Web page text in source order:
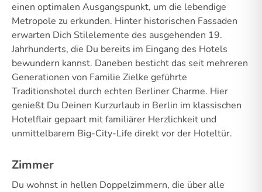
einen optimalen Ausgangspunkt, um die lebendige
Metropole zu erkunden. Hinter historischen Fassaden
erwarten Dich Stilelemente des ausgehenden 19.
Jahrhunderts, die Du bereits im Eingang des Hotels
bewundern kannst. Daneben besticht das seit mehreren
Generationen von Familie Zielke geführte
Traditionshotel durch echten Berliner Charme. Hier
genießt Du Deinen Kurzurlaub in Berlin im klassischen
Hotelflair gepaart mit familiärer Herzlichkeit und
unmittelbarem Big-City-Life direkt vor der Hoteltür.
Zimmer
Du wohnst in hellen Doppelzimmern, die über alle